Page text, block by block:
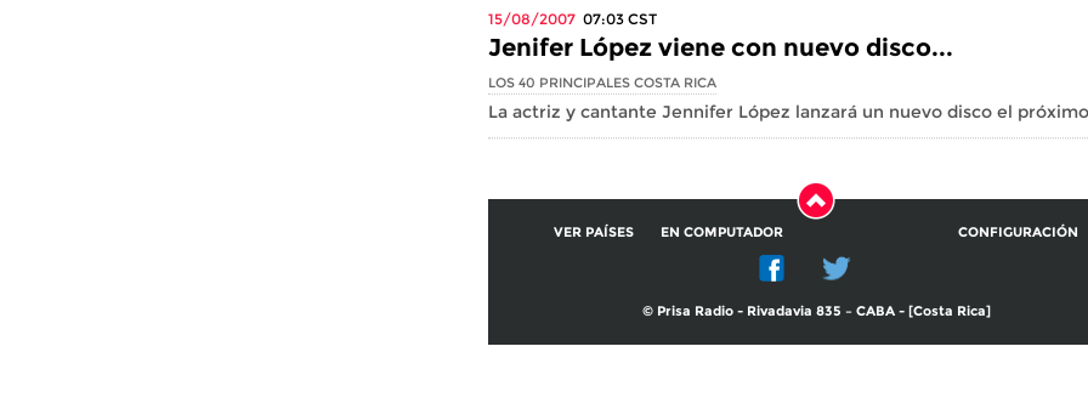
15/08/2007 07:03 CST
Jenifer López viene con nuevo disco...
LOS 40 PRINCIPALES COSTA RICA
La actriz y cantante Jennifer López lanzará un nuevo disco el
VER PAÍSES EN COMPUTADOR CONFIGURACIÓN
© Prisa Radio - Rivadavia 835 – CABA - [Costa Rica]